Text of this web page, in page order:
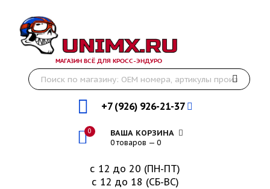
МАГАЗИН ВСЁ ДЛЯ КРОСС-ЭНДУРО
+7 (926) 926-21-37
0 ВАША КОРЗИНА
0 товаров — 0
с 12 до 20 (ПН-ПТ)
с 12 до 18 (СБ-ВС)